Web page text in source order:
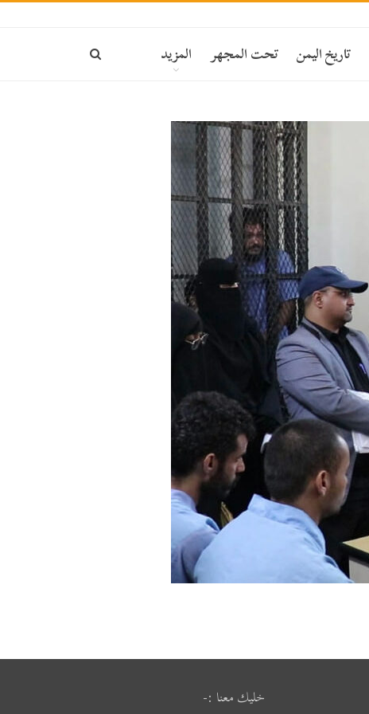
تاريخ اليمن تحت المجهر المزيد
خليك معنا :-